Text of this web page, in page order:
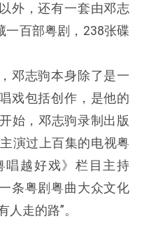
外，还有一套由邓志
一百部粤剧，238张碟
志驹本身除了是一
戏包括创作，是他的
始，邓志驹录制出版
演过上百集的电视粤
唱越好戏》栏目主持
条粤剧粤曲大众文化
走的路”。